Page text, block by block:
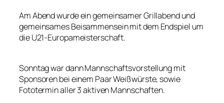
Am Abend wurde ein gemeinsamer Grillabend und
gemeinsames Beisammensein mit dem Endspiel um
die U21-Europameisterschaft.
Sonntag war dann Mannschaftsvorstellung mit
Sponsoren bei einem Paar Weißwürste, sowie
Fototermin aller 3 aktiven Mannschaften.